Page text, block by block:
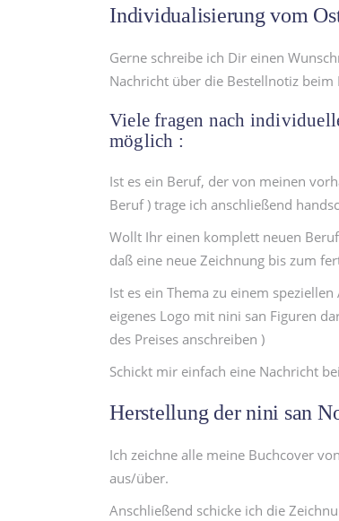
Individualisierung vom
Gerne schreibe ich Dir einen
Nachricht über die Bestellnotiz
Viele fragen nach
möglich :
Ist es ein Beruf, der von meinen
Beruf ) trage ich anschließend
Wollt Ihr einen komplett neuen
daß eine neue Zeichnung bis zum
Ist es ein Thema zu einem
eigenes Logo mit nini san Figuren
des Preises anschreiben )
Schickt mir einfach eine Nachricht
Herstellung der nini san
Ich zeichne alle meine Buchcover
aus/über.
Anschließend schicke ich die